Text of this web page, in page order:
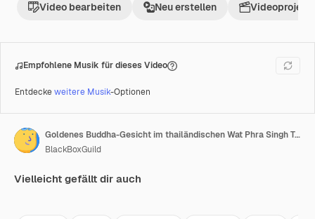
Video bearbeiten Neu erstellen Videoprojekt
Empfohlene Musik für dieses Video
Entdeckeweitere Musik-Optionen
Goldenes Buddha-Gesicht im thailändischen Wat Phra Singh Tempel
BlackBoxGuild
Vielleicht gefällt dir auch